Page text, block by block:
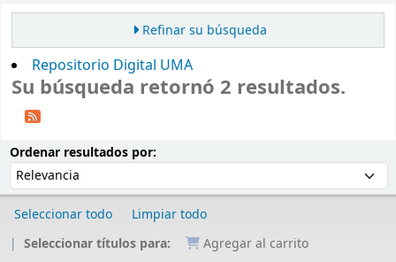
Refinar su búsqueda
Repositorio Digital UMA
Su búsqueda retornó 2 resultados.
Ordenar resultados por:
Seleccionar todo
Limpiar todo
Seleccionar títulos para:
Agregar al carrito